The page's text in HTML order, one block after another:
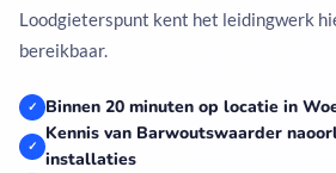
Loodgieterspunt kent het leidingwerk
bereikbaar.
✓ Binnen 20 minuten op locatie in
✓
Kennis van Barwoutswaarder
installaties